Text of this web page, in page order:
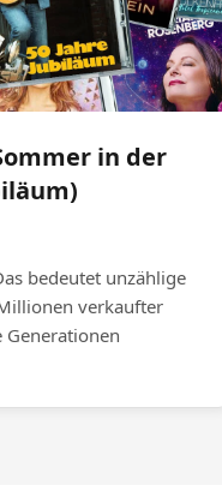
in der
bedeutet unzählige
verkaufter